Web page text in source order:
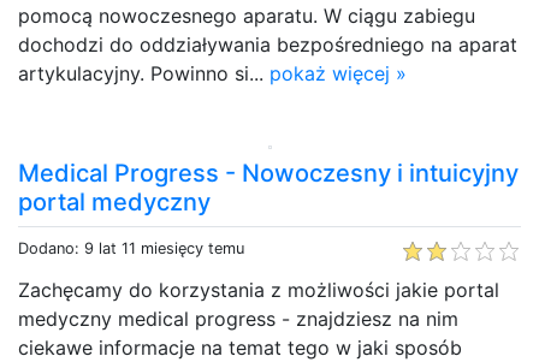
pomocą nowoczesnego aparatu. W ciągu zabiegu
dochodzi do oddziaływania bezpośredniego na aparat
artykulacyjny. Powinno si... pokaż więcej »
Medical Progress - Nowoczesny i intuicyjny
portal medyczny
Dodano: 9 lat 11 miesięcy temu
Zachęcamy do korzystania z możliwości jakie portal
medyczny medical progress - znajdziesz na nim
ciekawe informacje na temat tego w jaki sposób